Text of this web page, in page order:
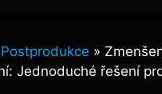
Postprodukce »
Jednoduché řešení